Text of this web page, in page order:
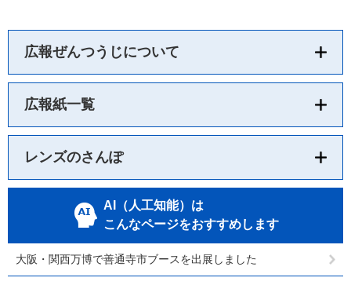
広報ぜんつうじについて
広報紙一覧
レンズのさんぽ
AI（人工知能）は
こんなページをおすすめします
大阪・関西万博で善通寺市ブースを出展しました